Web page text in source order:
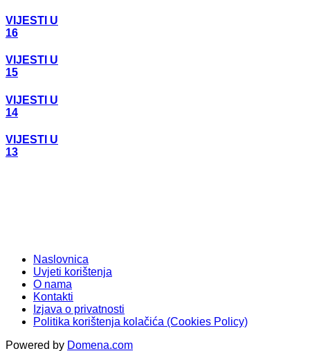
VIJESTI U
16
VIJESTI U
15
VIJESTI U
14
VIJESTI U
13
Naslovnica
Uvjeti korištenja
O nama
Kontakti
Izjava o privatnosti
Politika korištenja kolačića (Cookies Policy)
Powered by Domena.com